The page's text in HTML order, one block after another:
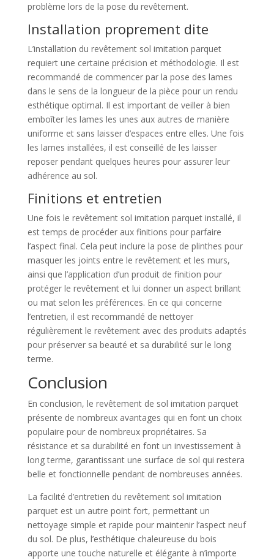
problème lors de la pose du revêtement.
Installation proprement dite
L’installation du revêtement sol imitation parquet
requiert une certaine précision et méthodologie. Il est
recommandé de commencer par la pose des lames
dans le sens de la longueur de la pièce pour un rendu
esthétique optimal. Il est important de veiller à bien
emboîter les lames les unes aux autres de manière
uniforme et sans laisser d’espaces entre elles. Une fois
les lames installées, il est conseillé de les laisser
reposer pendant quelques heures pour assurer leur
adhérence au sol.
Finitions et entretien
Une fois le revêtement sol imitation parquet installé, il
est temps de procéder aux finitions pour parfaire
l’aspect final. Cela peut inclure la pose de plinthes pour
masquer les joints entre le revêtement et les murs,
ainsi que l’application d’un produit de finition pour
protéger le revêtement et lui donner un aspect brillant
ou mat selon les préférences. En ce qui concerne
l’entretien, il est recommandé de nettoyer
régulièrement le revêtement avec des produits adaptés
pour préserver sa beauté et sa durabilité sur le long
terme.
Conclusion
En conclusion, le revêtement de sol imitation parquet
présente de nombreux avantages qui en font un choix
populaire pour de nombreux propriétaires. Sa
résistance et sa durabilité en font un investissement à
long terme, garantissant une surface de sol qui restera
belle et fonctionnelle pendant de nombreuses années.
La facilité d’entretien du revêtement sol imitation
parquet est un autre point fort, permettant un
nettoyage simple et rapide pour maintenir l’aspect neuf
du sol. De plus, l’esthétique chaleureuse du bois
apporte une touche naturelle et élégante à n’importe